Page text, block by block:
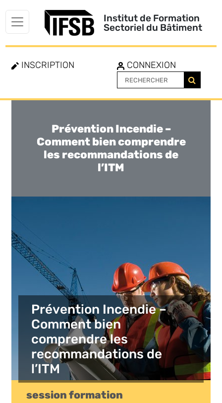
Institut de Formation
Sectoriel du Bâtiment
INSCRIPTION CONNEXION
Toggle
navigation
Prévention Incendie –
Comment bien comprendre
les recommandations de
l’ITM
Prévention Incendie –
Comment bien
comprendre les
recommandations de
l’ITM
session formation